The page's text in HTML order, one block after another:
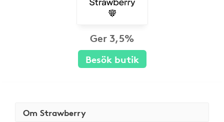
Ger 3,5%
Besök butik
Om Strawberry